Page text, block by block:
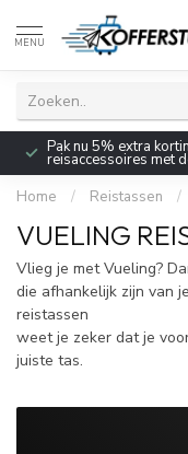
MENU
Pak nu 5% extra
reisaccessoires met
Home / Reistassen /
VUELING
Vlieg je met Vueling?
die afhankelijk zijn van
reistassen
weet je zeker dat je
juiste tas.